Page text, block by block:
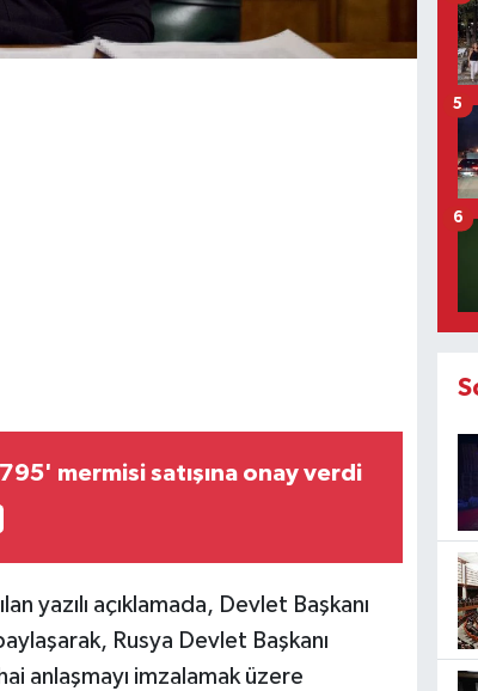
mermisi satışına onay verdi
yazılı açıklamada, Devlet Başkanı
Rusya Devlet Başkanı
anlaşmayı imzalamak üzere
5
6